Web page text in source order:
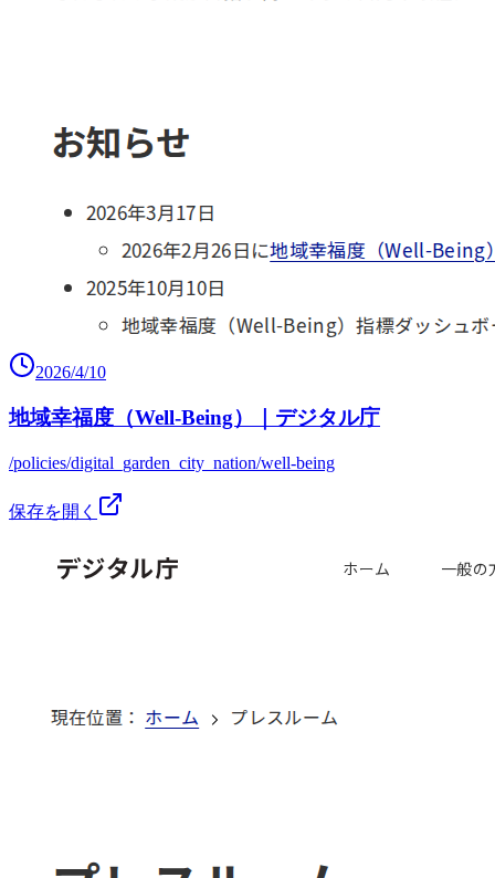
2026/4/10
地域幸福度（Well-Being）｜デジタル庁
/policies/digital_garden_city_nation/well-being
保存を開く